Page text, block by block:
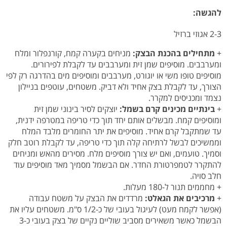
להגשה:
2-3 אגוזי ברזיל
+ מתחילים בהכנת הבצק: מניחים בקערה קמח, קורנפלור ומלח
ומערבבים. מוסיפים שמן זית ומערבבים עד לקבלת לפירורים.
מוסיפים טופו משי או יוגורט, מערבבים ומוסיפים מים בהדרגה רק לפי
הצורך, עד לקבלת בצק אחיד ולא דביק. משטחים, עוטפים בניילון
נצמד ומכניסים למקרר.
+בינתיים מכינים קרם בשמל: יוצקים לסיר בינוני שמן זית
ומוסיפים קמח. מבשלים אותם יחד תוך כדי טריפה במטרפה ידנית,
עד שמתקבל קרם אחיד. מוסיפים את יתר החומרים מלבד המלח
וממשיכים לבשל לרתיחה קלה תוך כדי טריפה, עד לקבלת רוטב חלק
וסמיך. טועמים, ואם יש צורך מוסיפים מלח. מסירים מהאש ומניחים
להתקרר לטמפרטורת החדר. אם הבשמל מסמיך מאד מוסיפים עוד
חלב סויה.
+ מחממים תנור ל-180 מעלות.
+ מרכיבים את הגאלט: מרדדים את הבצק על משטח עבודה
(אפשר לקמח מעט) לעיגול בעובי של כ-1/2 ס"מ. משטחים עליו את
הבשמל כאשר משאירים מסביב שוליים נקיים של בצק בעובי כ-3